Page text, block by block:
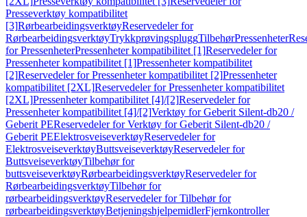
Presseverktøy kompatibilitet
[3]RørbearbeidingsverktøyReservedeler for
RørbearbeidingsverktøyTrykkprøvingspluggTilbehørPressenheter
for PressenheterPressenheter kompatibilitet [1]Reservedeler for
Pressenheter kompatibilitet [1]Pressenheter kompatibilitet
[2]Reservedeler for Pressenheter kompatibilitet [2]Pressenheter
kompatibilitet [2XL]Reservedeler for Pressenheter kompatibilitet
[2XL]Pressenheter kompatibilitet [4]/[2]Reservedeler for
Pressenheter kompatibilitet [4]/[2]Verktøy for Geberit Silent-db20 /
Geberit PEReservedeler for Verktøy for Geberit Silent-db20 /
Geberit PEElektrosveiseverktøyReservedeler for
ElektrosveiseverktøyButtsveiseverktøyReservedeler for
ButtsveiseverktøyTilbehør for
buttsveiseverktøyRørbearbeidingsverktøyReservedeler for
RørbearbeidingsverktøyTilbehør for
rørbearbeidingsverktøyReservedeler for Tilbehør for
rørbearbeidingsverktøyBetjeningshjelpemidlerFjernkontroller